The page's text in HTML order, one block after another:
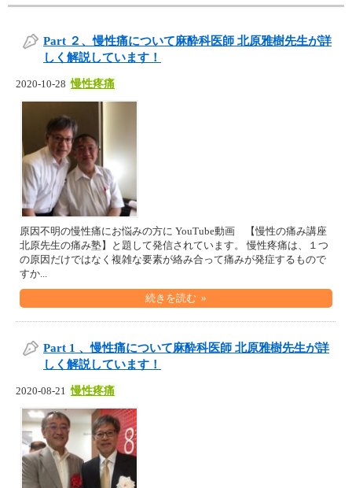
Part ２、慢性痛について麻酔科医師 北原雅樹先生が詳
しく解説しています！
2020-10-28 慢性疼痛
原因不明の慢性痛にお悩みの方に YouTube動画 【慢性の痛み講座
北原先生の痛み塾】と題して発信されています。 慢性疼痛は、１つ
の原因だけではなく複雑な要素が絡み合って痛みが発症するもので
すか...
続きを読む »
Part 1 、慢性痛について麻酔科医師 北原雅樹先生が詳
しく解説しています！
2020-08-21 慢性疼痛